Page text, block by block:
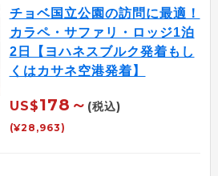
チョベ国立公園の訪問に最適！
カラペ・サファリ・ロッジ1泊
2日【ヨハネスブルク発着もし
くはカサネ空港発着】
US$178～ (税込)
(¥28,963)